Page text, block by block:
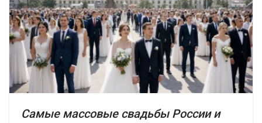
Самые массовые свадьбы России и